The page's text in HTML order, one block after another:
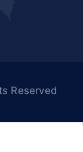
Reserved